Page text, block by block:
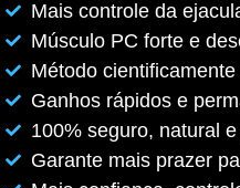
Mais controle da
Músculo PC forte e
Método
Ganhos rápidos e
100% seguro, natural
Garante mais prazer